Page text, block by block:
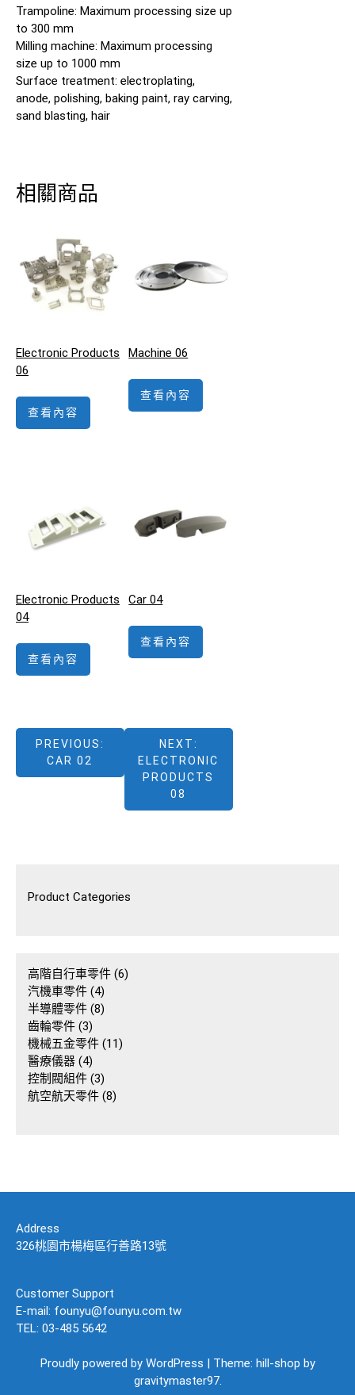
Trampoline: Maximum processing size up
to 300 mm
Milling machine: Maximum processing
size up to 1000 mm
Surface treatment: electroplating,
anode, polishing, baking paint, ray carving,
sand blasting, hair
相關商品
Electronic Products
06
查看內容
Machine 06
查看內容
Electronic Products
04
查看內容
Car 04
查看內容
章
PREVIOUS:
CAR 02
NEXT:
ELECTRONIC
PRODUCTS
08
Product Categories
高階自行車零件 66
汽機車零件 44
個
品
半導體零件 88
產
齒輪零件 33
個
產
品
機械五金零件 1111
醫療儀器 44
個
產
控制閥組件 33
個
航空航天零件 88
Address
326桃園市楊梅區行善路13號
Customer Support
E-mail: founyu@founyu.com.tw
TEL: 03-485 5642
Proudly powered by WordPress | Theme: hill-shop by
gravitymaster97.